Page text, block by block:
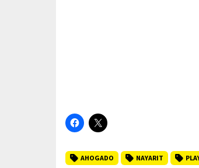
AHOGADO NAYARIT